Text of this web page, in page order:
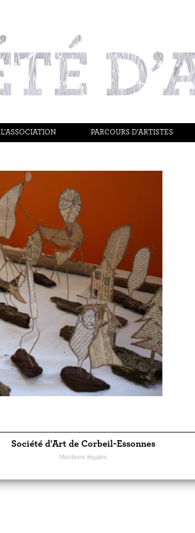
L’ASSOCIATION PARCOURS D’ARTISTES
Société d'Art de Corbeil-Essonnes
Mentions légales